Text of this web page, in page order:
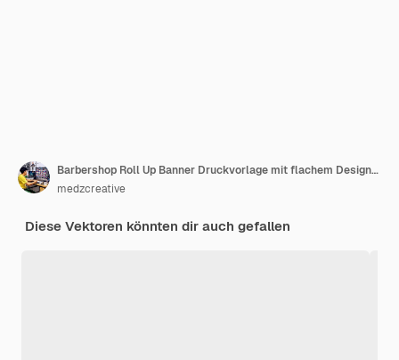
Barbershop Roll Up Banner Druckvorlage mit flachem Design-Stil
medzcreative
Diese Vektoren könnten dir auch gefallen